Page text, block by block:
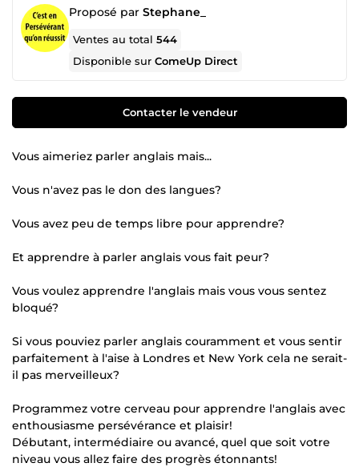
Proposé par Stephane_
Ventes au total544
Disponible surComeUp Direct
Contacter le vendeur
Vous aimeriez parler anglais mais...
Vous n'avez pas le don des langues?
Vous avez peu de temps libre pour apprendre?
Et apprendre à parler anglais vous fait peur?
Vous voulez apprendre l'anglais mais vous vous sentez
bloqué?
Si vous pouviez parler anglais couramment et vous sentir
parfaitement à l'aise à Londres et New York cela ne serait-
il pas merveilleux?
Programmez votre cerveau pour apprendre l'anglais avec
enthousiasme persévérance et plaisir!
Débutant, intermédiaire ou avancé, quel que soit votre
niveau vous allez faire des progrès étonnants!